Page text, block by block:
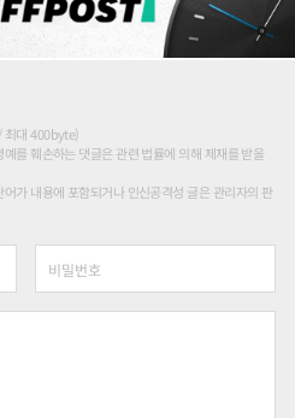
최대 400byte)
를 훼손하는 댓글은 관련 법률에 의해 제재를 받을
가 내용에 포함되거나 인신공격성 글은 관리자의 판